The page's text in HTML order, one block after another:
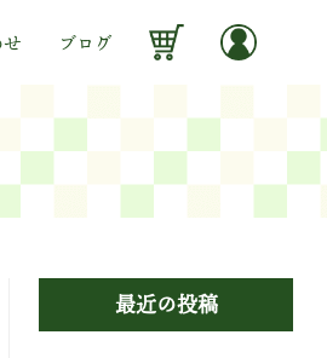
ブログ
最近の投稿